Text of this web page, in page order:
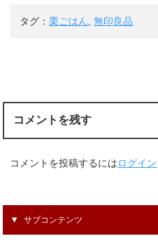
タグ：栗ごはん ,無印良品
コメントを残す
コメントを投稿するにはログイン
サブコンテンツ